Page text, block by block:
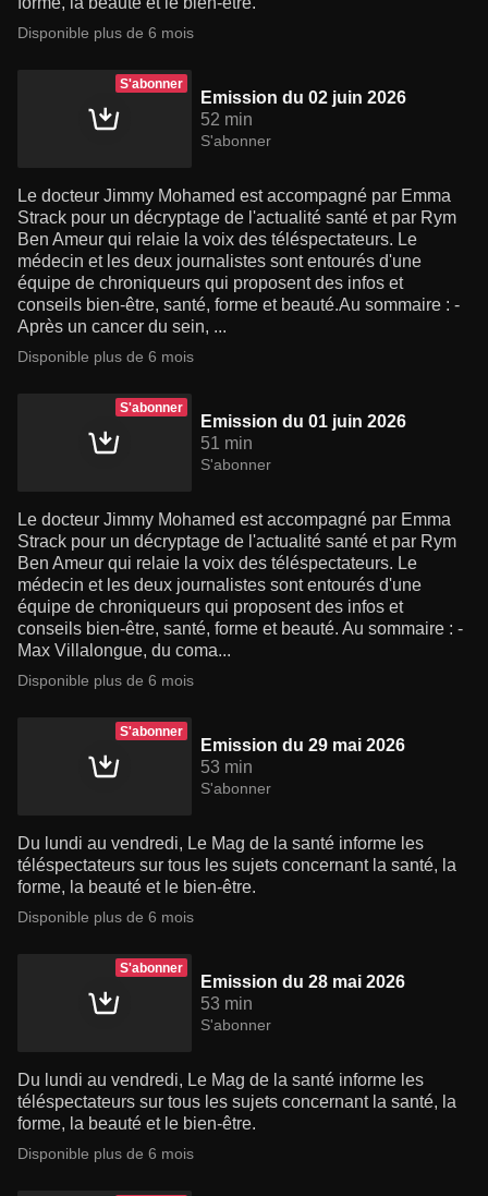
Disponible plus de 6 mois
S'abonner
Emission du 02 juin 2026
52 min
S'abonner
Le docteur Jimmy Mohamed est accompagné par Emma
Strack pour un décryptage de l'actualité santé et par Rym
Ben Ameur qui relaie la voix des téléspectateurs. Le
médecin et les deux journalistes sont entourés d'une
équipe de chroniqueurs qui proposent des infos et
conseils bien-être, santé, forme et beauté.Au sommaire : -
Après un cancer du sein, ...
Disponible plus de 6 mois
S'abonner
Emission du 01 juin 2026
51 min
S'abonner
Le docteur Jimmy Mohamed est accompagné par Emma
Strack pour un décryptage de l'actualité santé et par Rym
Ben Ameur qui relaie la voix des téléspectateurs. Le
médecin et les deux journalistes sont entourés d'une
équipe de chroniqueurs qui proposent des infos et
conseils bien-être, santé, forme et beauté. Au sommaire : -
Max Villalongue, du coma...
Disponible plus de 6 mois
S'abonner
Emission du 29 mai 2026
53 min
S'abonner
Du lundi au vendredi, Le Mag de la santé informe les
téléspectateurs sur tous les sujets concernant la santé, la
forme, la beauté et le bien-être.
Disponible plus de 6 mois
S'abonner
Emission du 28 mai 2026
53 min
S'abonner
Du lundi au vendredi, Le Mag de la santé informe les
téléspectateurs sur tous les sujets concernant la santé, la
forme, la beauté et le bien-être.
Disponible plus de 6 mois